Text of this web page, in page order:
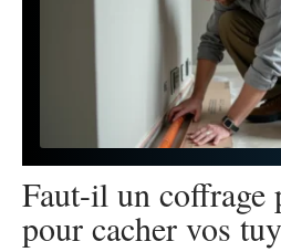
Faut-il un coffrage
pour cacher vos